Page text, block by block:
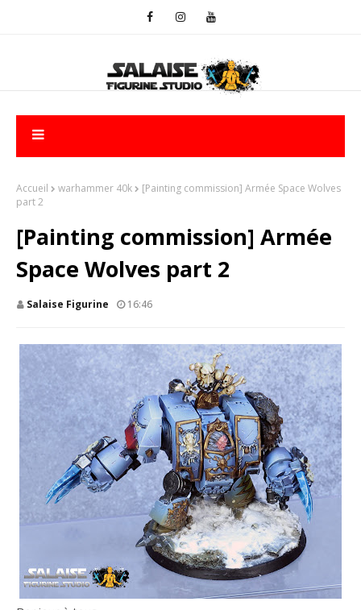
Accueil warhammer 40k
[Painting commission] Armée Space Wolves
part 2
[Painting commission] Armée
Space Wolves part 2
Salaise Figurine 16:46